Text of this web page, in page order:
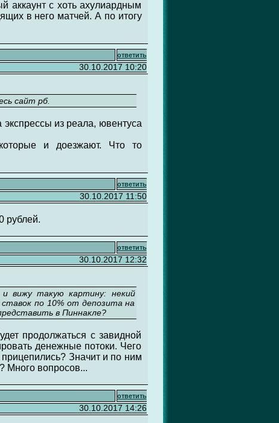
аккаунт с хоть ахулиардным
в него матчей. А по итогу
ответить
30.10.2017 10:20
сайт рб.
из реала, ювентуса
и доезжают. Что то
ответить
30.10.2017 11:50
рублей.
ответить
30.10.2017 12:32
вижу такую картину: некий
ставок по 10% от депозита на
в Пиннакле?
продолжаться с завидной
денежные потоки. Чего
Значит и по ним
Много вопросов...
ответить
30.10.2017 14:26